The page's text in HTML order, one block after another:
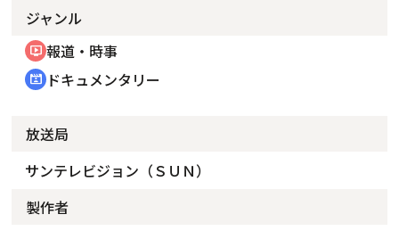
ジャンル
ondemand_video 報道・時事
cinematic_blur ドキュメンタリー
放送局
サンテレビジョン（ＳＵＮ）
製作者